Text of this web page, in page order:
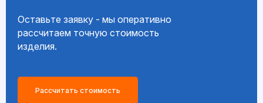
Оставьте заявку - мы оперативно
рассчитаем точную стоимость
изделия.
Рассчитать стоимость